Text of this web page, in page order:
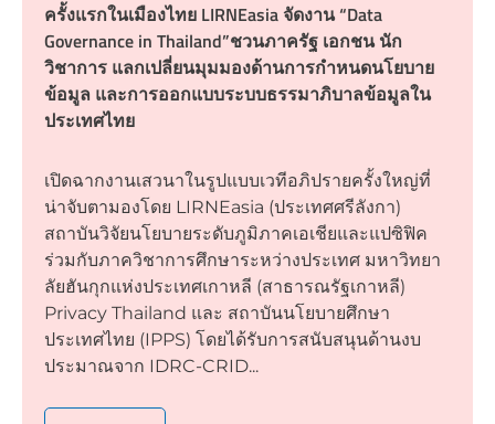
ครั้งแรกในเมืองไทย LIRNEasia จัดงาน “Data
Governance in Thailand”ชวนภาครัฐ เอกชน นัก
วิชาการ แลกเปลี่ยนมุมมองด้านการกำหนดนโยบาย
ข้อมูล และการออกแบบระบบธรรมาภิบาลข้อมูลใน
ประเทศไทย
เปิดฉากงานเสวนาในรูปแบบเวทีอภิปรายครั้งใหญ่ที่
น่าจับตามองโดย LIRNEasia (ประเทศศรีลังกา)
สถาบันวิจัยนโยบายระดับภูมิภาคเอเชียและแปซิฟิค
ร่วมกับภาควิชาการศึกษาระหว่างประเทศ มหาวิทยา
ลัยฮันกุกแห่งประเทศเกาหลี (สาธารณรัฐเกาหลี)
Privacy Thailand และ สถาบันนโยบายศึกษา
ประเทศไทย (IPPS) โดยได้รับการสนับสนุนด้านงบ
ประมาณจาก IDRC-CRID...